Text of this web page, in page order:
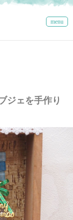
menu
ジェを手作り